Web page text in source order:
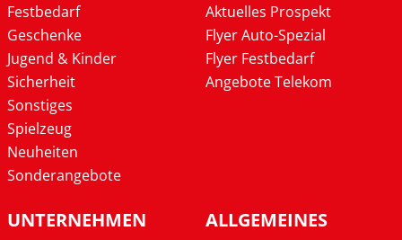
Festbedarf
Geschenke
Jugend & Kinder
Sicherheit
Sonstiges
Spielzeug
Neuheiten
Sonderangebote
Aktuelles Prospekt
Flyer Auto-Spezial
Flyer Festbedarf
Angebote Telekom
UNTERNEHMEN ALLGEMEINES